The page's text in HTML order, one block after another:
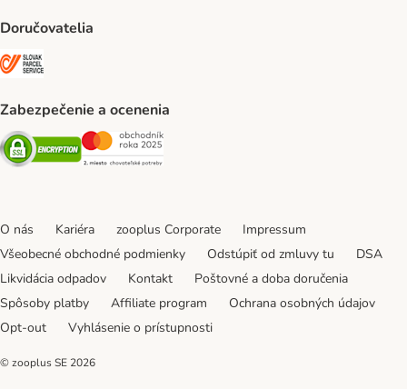
Doručovatelia
Zabezpečenie a ocenenia
Security Security
O nás Kariéra zooplus Corporate
Impressum
Všeobecné obchodné podmienky
Odstúpiť od zmluvy tu
DSA
Likvidácia odpadov
Kontakt
Poštovné a doba doručenia
Spôsoby platby
Affiliate program
Ochrana osobných údajov
Opt-out
Vyhlásenie o prístupnosti
© zooplus SE 2026